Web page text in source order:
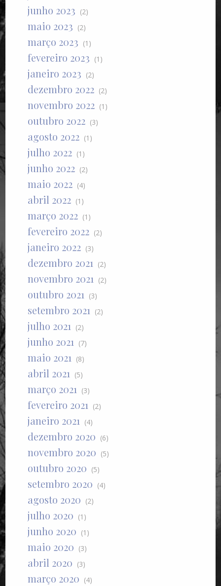
junho 2023 (2)
maio 2023 (2)
março 2023 (1)
fevereiro 2023 (1)
janeiro 2023 (2)
dezembro 2022 (2)
novembro 2022 (1)
outubro 2022 (3)
agosto 2022 (1)
julho 2022 (1)
junho 2022 (2)
maio 2022 (4)
abril 2022 (1)
março 2022 (1)
fevereiro 2022 (2)
janeiro 2022 (3)
dezembro 2021 (2)
novembro 2021 (2)
outubro 2021 (3)
setembro 2021 (2)
julho 2021 (2)
junho 2021 (7)
maio 2021 (8)
abril 2021 (5)
março 2021 (3)
fevereiro 2021 (2)
janeiro 2021 (4)
dezembro 2020 (6)
novembro 2020 (5)
outubro 2020 (5)
setembro 2020 (4)
agosto 2020 (2)
julho 2020 (1)
junho 2020 (1)
maio 2020 (3)
abril 2020 (3)
março 2020 (4)